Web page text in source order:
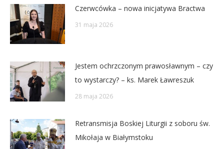
Czerwcówka – nowa inicjatywa Bractwa
31 maja 2026
Jestem ochrzczonym prawosławnym – czy
to wystarczy? – ks. Marek Ławreszuk
28 maja 2026
Retransmisja Boskiej Liturgii z soboru św.
Mikołaja w Białymstoku